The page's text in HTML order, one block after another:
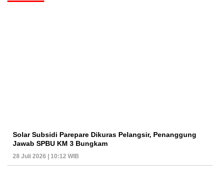
Solar Subsidi Parepare Dikuras Pelangsir, Penanggung
Jawab SPBU KM 3 Bungkam
28 Juli 2026 | 10:12 WIB